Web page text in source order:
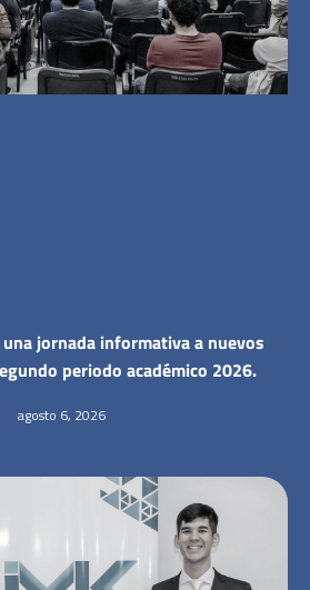
jornada informativa a nuevos
periodo académico 2026.
agosto 6, 2026